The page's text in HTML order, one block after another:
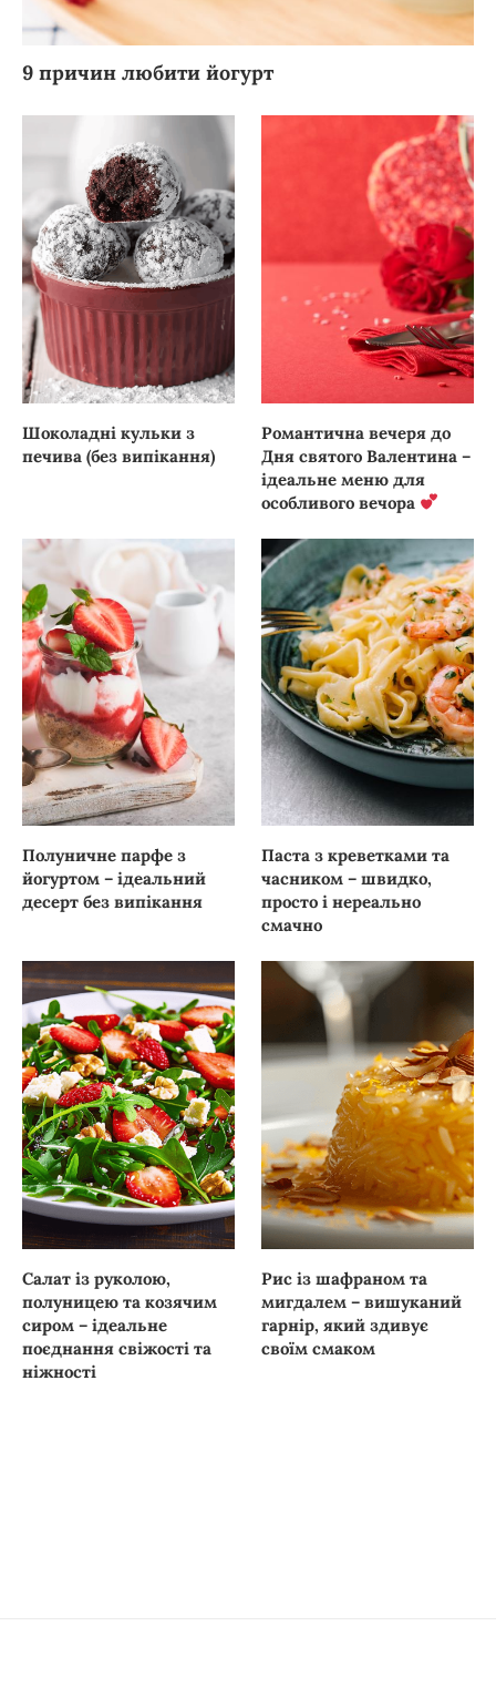
9 причин любити йогурт
Шоколадні кульки з
печива (без випікання)
Романтична вечеря до
Дня святого Валентина –
ідеальне меню для
особливого вечора
Полуничне парфе з
йогуртом – ідеальний
десерт без випікання
Паста з креветками та
часником – швидко,
просто і нереально
смачно
Салат із руколою,
полуницею та козячим
сиром – ідеальне
поєднання свіжості та
ніжності
Рис із шафраном та
мигдалем – вишуканий
гарнір, який здивує
своїм смаком